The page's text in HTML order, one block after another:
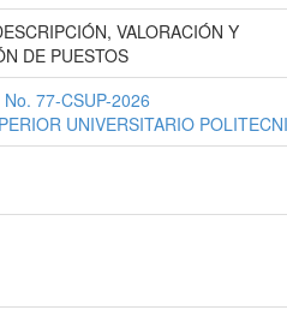
VALORACIÓN Y
DE PUESTOS
77-CSUP-2026
UNIVERSITARIO